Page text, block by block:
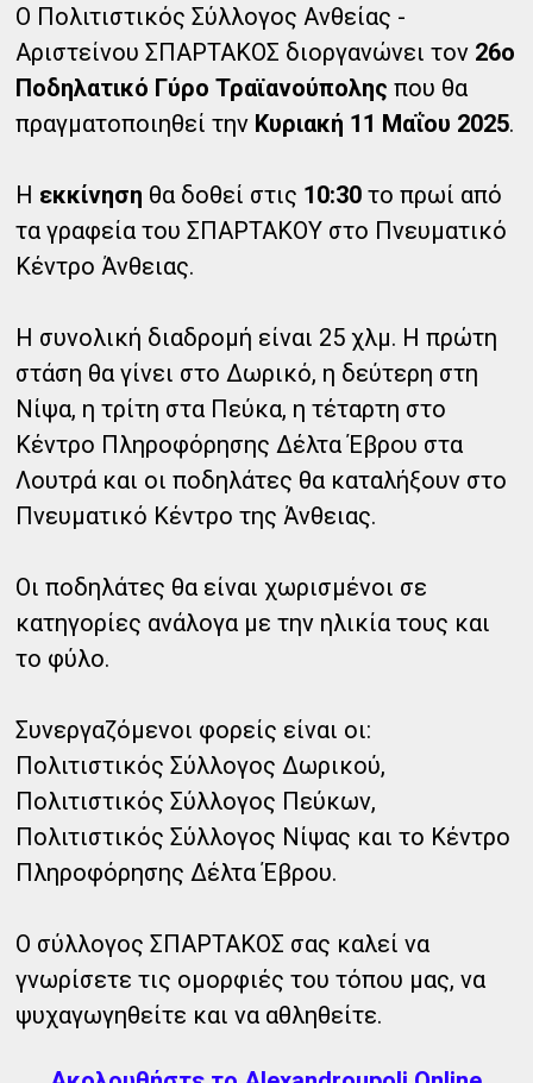
Ο Πολιτιστικός Σύλλογος Ανθείας -
Αριστείνου ΣΠΑΡΤΑΚΟΣ διοργανώνει τον 26ο
Ποδηλατικό Γύρο Τραϊανούπολης που θα
πραγματοποιηθεί την Κυριακή 11 Μαΐου 2025.
Η εκκίνηση θα δοθεί στις 10:30 το πρωί από
τα γραφεία του ΣΠΑΡΤΑΚΟΥ στο Πνευματικό
Κέντρο Άνθειας.
Η συνολική διαδρομή είναι 25 χλμ. Η πρώτη
στάση θα γίνει στο Δωρικό, η δεύτερη στη
Νίψα, η τρίτη στα Πεύκα, η τέταρτη στο
Κέντρο Πληροφόρησης Δέλτα Έβρου στα
Λουτρά και οι ποδηλάτες θα καταλήξουν στο
Πνευματικό Κέντρο της Άνθειας.
Οι ποδηλάτες θα είναι χωρισμένοι σε
κατηγορίες ανάλογα με την ηλικία τους και
το φύλο.
Συνεργαζόμενοι φορείς είναι οι:
Πολιτιστικός Σύλλογος Δωρικού,
Πολιτιστικός Σύλλογος Πεύκων,
Πολιτιστικός Σύλλογος Νίψας και το Κέντρο
Πληροφόρησης Δέλτα Έβρου.
Ο σύλλογος ΣΠΑΡΤΑΚΟΣ σας καλεί να
γνωρίσετε τις ομορφιές του τόπου μας, να
ψυχαγωγηθείτε και να αθληθείτε.